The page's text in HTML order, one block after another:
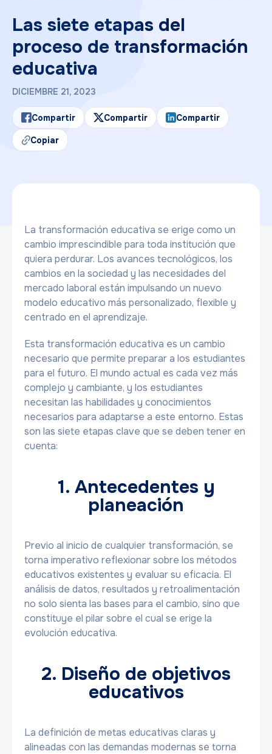
Las siete etapas del
proceso de transformación
educativa
DICIEMBRE 21, 2023
Compartir Compartir Compartir
Copiar
La transformación educativa se erige como un
cambio imprescindible para toda institución que
quiera perdurar. Los avances tecnológicos, los
cambios en la sociedad y las necesidades del
mercado laboral están impulsando un nuevo
modelo educativo más personalizado, flexible y
centrado en el aprendizaje.
Esta transformación educativa es un cambio
necesario que permite preparar a los estudiantes
para el futuro. El mundo actual es cada vez más
complejo y cambiante, y los estudiantes
necesitan las habilidades y conocimientos
necesarios para adaptarse a este entorno. Estas
son las siete etapas clave que se deben tener en
cuenta:
1. Antecedentes y
planeación
Previo al inicio de cualquier transformación, se
torna imperativo reflexionar sobre los métodos
educativos existentes y evaluar su eficacia. El
análisis de datos, resultados y retroalimentación
no solo sienta las bases para el cambio, sino que
constituye el pilar sobre el cual se erige la
evolución educativa.
2. Diseño de objetivos
educativos
La definición de metas educativas claras y
alineadas con las demandas modernas se torna